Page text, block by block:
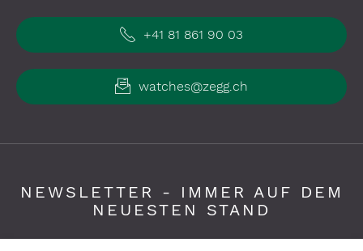
+41 81 861 90 03
watches@zegg.ch
NEWSLETTER - IMMER AUF DEM
NEUESTEN STAND
Pflichtfelder bitte ausfüllen